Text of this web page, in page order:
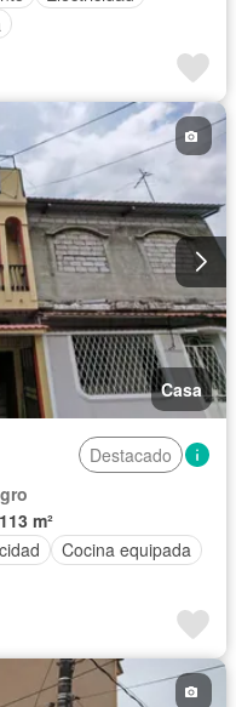
Casa
Destacado
113 m²
Cocina equipada